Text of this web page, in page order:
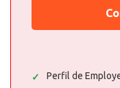
Perfil de